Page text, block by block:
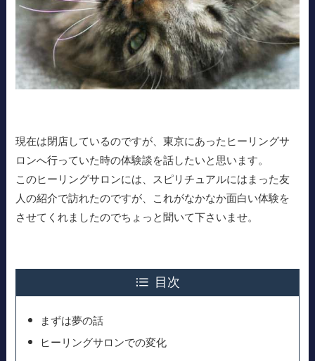
現在は閉店しているのですが、東京にあったヒーリングサ
ロンへ行っていた時の体験談を話したいと思います。
このヒーリングサロンには、スピリチュアルにはまった友
人の紹介で訪れたのですが、これがなかなか面白い体験を
させてくれましたのでちょっと聞いて下さいませ。
目次
まずは夢の話
ヒーリングサロンでの変化